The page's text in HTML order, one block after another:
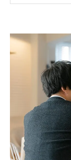
沖縄の
婚活パー
結婚
沖縄で
結婚相
性が魅
婚活パ
結婚